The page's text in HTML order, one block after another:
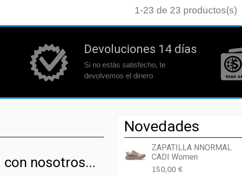
1-23 de 23 productos(s)
Devoluciones 14 días
Si no estás satisfecho, te
devolvemos el dinero
con nosotros...
Novedades
ZAPATILLA NNORMAL
CADI Women
150,00 €